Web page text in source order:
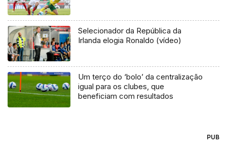
Selecionador da República da
Irlanda elogia Ronaldo (vídeo)
Um terço do ‘bolo’ da centralização
igual para os clubes, que
beneficiam com resultados
PUB